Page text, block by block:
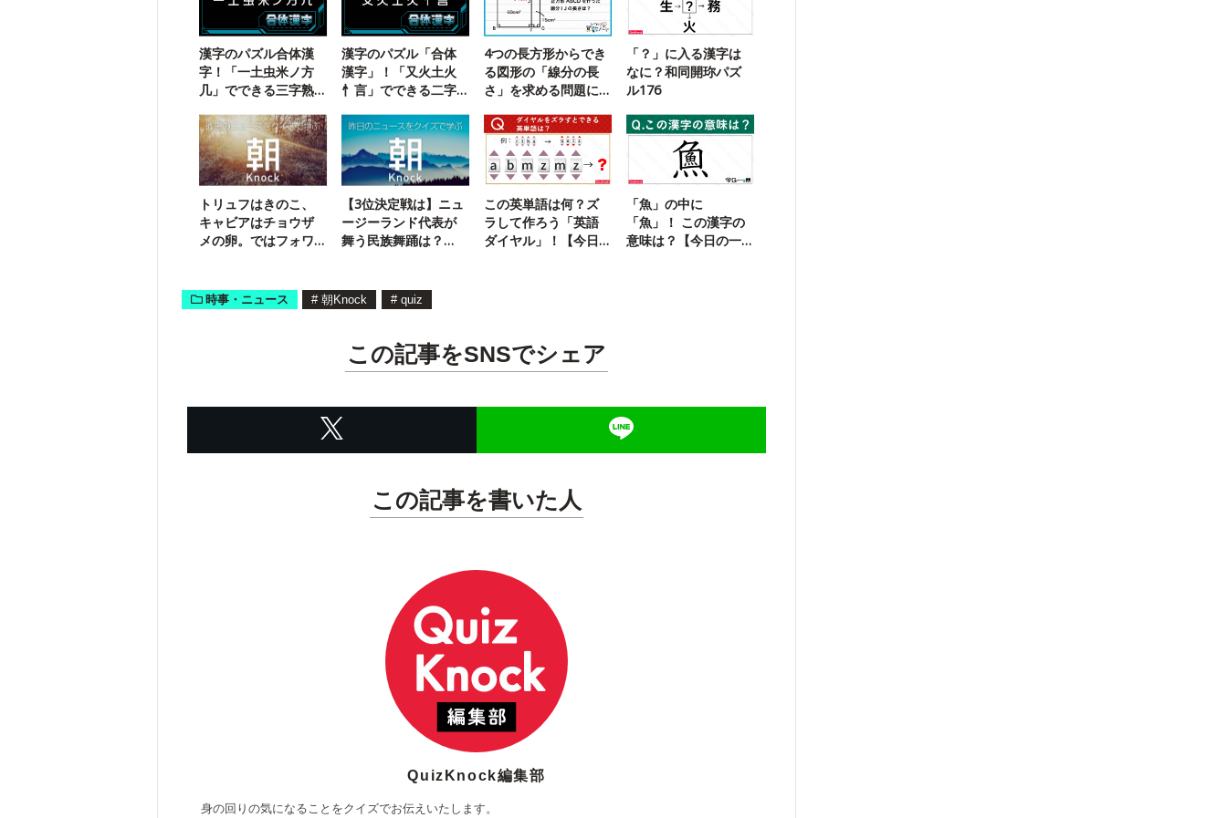
漢字のパズル合体漢
字！「一土虫米ノ方
几」でできる三字熟
漢字のパズル「合体
漢字」！「又火土火
忄言」でできる二字
4つの長方形からでき
る図形の「線分の長
さ」を求める問題に
「？」に入る漢字は
なに？和同開珎パズ
ル176
トリュフはきのこ、
キャビアはチョウザ
メの卵。ではフォワ
【3位決定戦は】ニュ
ージーランド代表が
舞う民族舞踊は？
この英単語は何？ズ
ラして作ろう「英語
ダイヤル」！【今日
「魚」の中に
「魚」！ この漢字の
意味は？【今日の一
時事・ニュース # 朝Knock # quiz
この記事をSNSでシェア
この記事を書いた人
QuizKnock編集部
身の回りの気になることをクイズでお伝えいたします。